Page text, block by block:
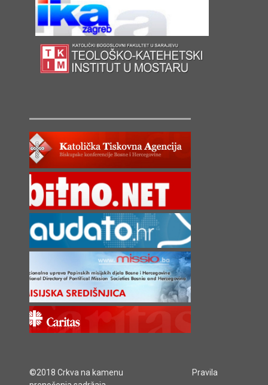
©2018 Crkva na kamenu
Pravila